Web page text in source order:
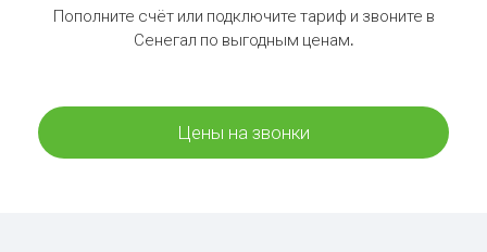
Пополните счёт или подключите тариф и звоните в
Сенегал по выгодным ценам.
Цены на звонки